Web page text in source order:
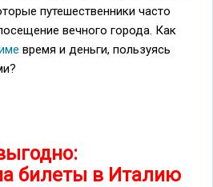
путешественники часто
вечного города. Как
время и деньги, пользуясь
билеты в Италию